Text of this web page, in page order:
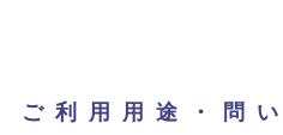
ご利用用途・問